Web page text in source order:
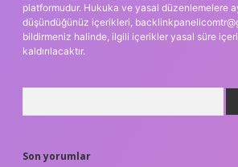
platformudur. Hukuka ve yasal düzenlemelere
düşündüğünüz içerikleri,
bildirmeniz halinde, ilgili içerikler yasal süre
kaldırılacaktır.
Son yorumlar